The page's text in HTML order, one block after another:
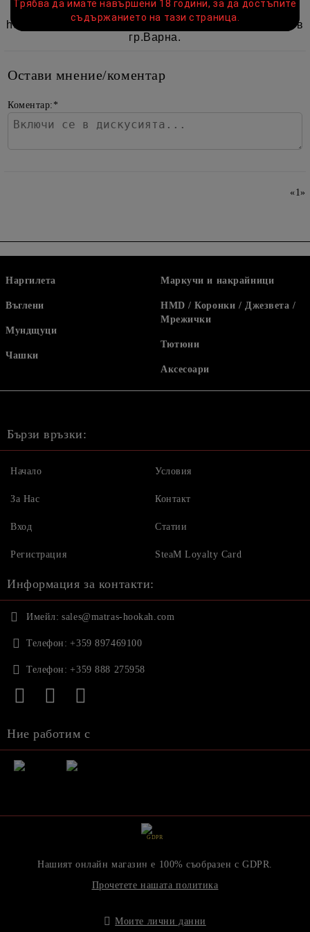
Можете да поръчате на уебсайтаmatras-
hookah.com
или да посетите физическия ни магазин в
гр.Варна.
Остави мнение/коментар
Коментар: *
« 1»
Наргилета
Въглени
Мундщуци
Чашки
Маркучи и накрайници
HMD / Коронки / Джезвета /
Мрежички
Тютюни
Аксесоари
Бързи връзки:
Начало
За Нас
Вход
Регистрация
Условия
Контакт
Статии
SteaM Loyalty Card
Информация за контакти:
Имейл: sales@matras-hookah.com
Телефон: +359 897469100
Телефон: +359 888 275958
Ние работим с
GDPR
Нашият онлайн магазин е 100% съобразен с GDPR.
Прочетете нашата политика
Моите лични данни
Трябва да имате навършени 18 години, за да достъпите
съдържанието на тази страница.